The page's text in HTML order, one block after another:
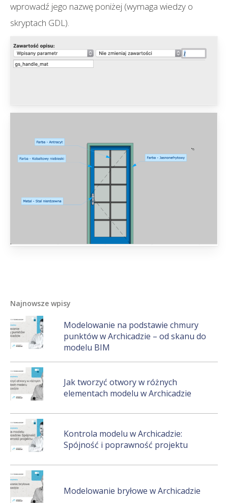
wprowadź jego nazwę poniżej (wymaga wiedzy o
skryptach GDL).
Najnowsze wpisy
Modelowanie na podstawie chmury
punktów w Archicadzie – od skanu do
modelu BIM
Jak tworzyć otwory w różnych
elementach modelu w Archicadzie
Kontrola modelu w Archicadzie:
Spójność i poprawność projektu
Modelowanie bryłowe w Archicadzie